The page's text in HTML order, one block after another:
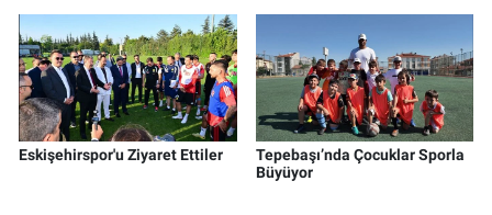
Eskişehirspor'u Ziyaret Ettiler
Tepebaşı’nda Çocuklar Sporla
Büyüyor